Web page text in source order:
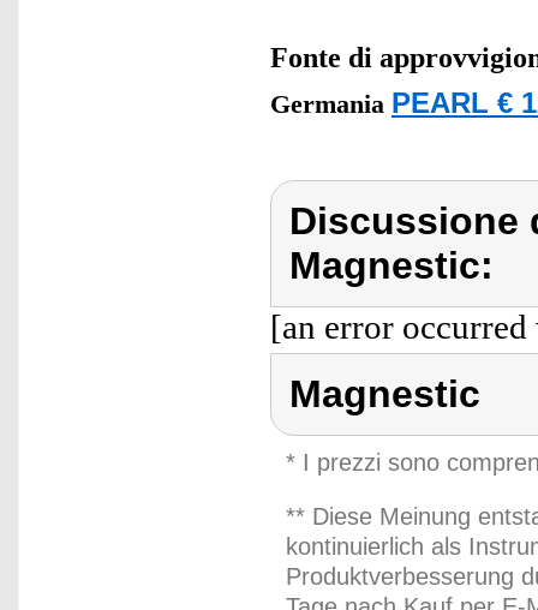
Fonte di
Germania PEARL €
Discussione
Magnestic:
[an error
Magnestic
* I prezzi sono
** Diese Meinung
kontinuierlich als
Produktverbesserung